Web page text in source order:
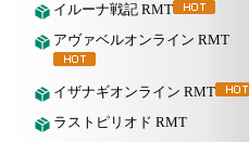
イルーナ戦記 RMT
アヴァベルオンライン RMT
イザナギオンライン RMT
ラストピリオド RMT